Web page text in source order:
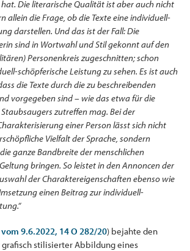
Die literarische Qualität ist aber auch nicht
allein die Frage, ob die Texte eine individuell-
darstellen. Und das ist der Fall: Die
sind in Wortwahl und Stil gekonnt auf den
Personenkreis zugeschnitten; schon
schöpferische Leistung zu sehen. Es ist auch
die Texte durch die zu beschreibenden
vorgegeben sind – wie das etwa für die
zutreffen mag. Bei der
einer Person lässt sich nicht
Vielfalt der Sprache, sondern
ganze Bandbreite der menschlichen
bringen. So leistet in den Annoncen der
der Charaktereigenschaften ebenso wie
einen Beitrag zur individuell-
9.6.2022, 14 O 282/20) bejahte den
stilisierter Abbildung eines